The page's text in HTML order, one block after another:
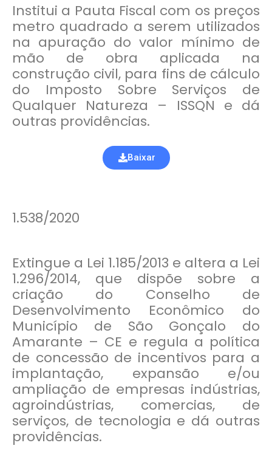
Institui a Pauta Fiscal com os preços
metro quadrado a serem utilizados
na apuração do valor mínimo de
mão de obra aplicada na
construção civil, para fins de cálculo
do Imposto Sobre Serviços de
Qualquer Natureza – ISSQN e dá
outras providências.
Baixar
1.538/2020
Extingue a Lei 1.185/2013 e altera a Lei
1.296/2014, que dispõe sobre a
criação do Conselho de
Desenvolvimento Econômico do
Município de São Gonçalo do
Amarante – CE e regula a política
de concessão de incentivos para a
implantação, expansão e/ou
ampliação de empresas indústrias,
agroindústrias, comercias, de
serviços, de tecnologia e dá outras
providências.